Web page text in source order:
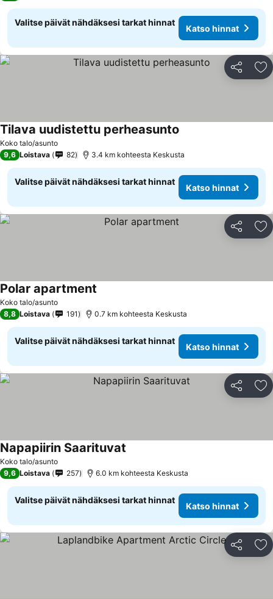
Valitse päivät nähdäksesi tarkat hinnat
Katso hinnat
Jaa
Koko talo/asunto
Tilava uudistettu perheasunto
9,6 Loistava 82 3.4 km kohteesta Keskusta
Valitse päivät nähdäksesi tarkat hinnat
Katso hinnat
Jaa
Koko talo/asunto
Polar apartment
8,8 Loistava 191 0.7 km kohteesta Keskusta
Valitse päivät nähdäksesi tarkat hinnat
Katso hinnat
Jaa
Koko talo/asunto
Napapiirin Saarituvat
9,6 Loistava 257 6.0 km kohteesta Keskusta
Valitse päivät nähdäksesi tarkat hinnat
Katso hinnat
Jaa